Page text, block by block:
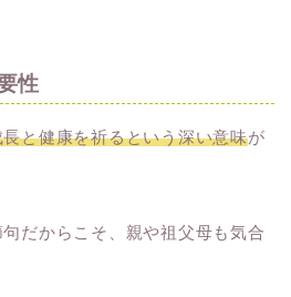
性
と健康を祈るという深い意味が
だからこそ、親や祖父母も気合